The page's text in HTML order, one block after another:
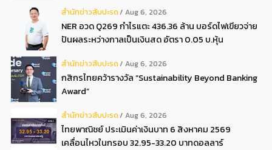
สํานักข่าวสับปะรด Aug 6, 2026
NER อวด Q269 กำไรแตะ 436.36 ล้าน บอร์ดไฟเขียวจ่าย
ปันผลระหว่างกาลเป็นเงินสด อัตรา 0.05 บ.หุ้น
สํานักข่าวสับปะรด Aug 6, 2026
กสิกรไทยคว้ารางวัล “Sustainability Beyond Banking
Award”
สํานักข่าวสับปะรด Aug 6, 2026
ไทยพาณิชย์ ประเมินค่าเงินบาท 6 สิงหาคม 2569
เคลื่อนไหวในกรอบ 32.95-33.20 บาทดอลลาร์